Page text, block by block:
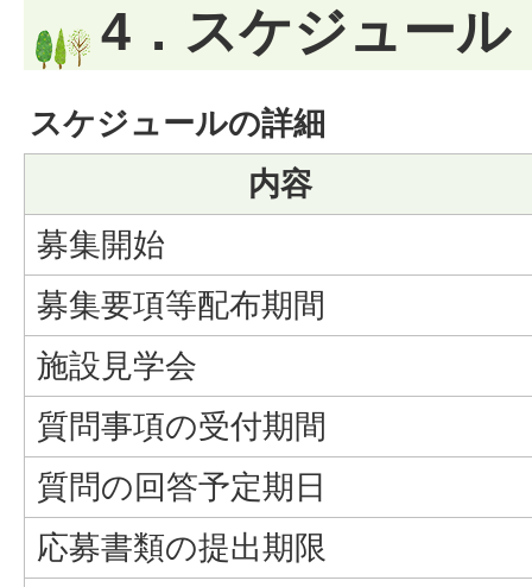
4．スケジュール
スケジュールの詳細
内容
募集開始
募集要項等配布期間
施設見学会
質問事項の受付期間
質問の回答予定期日
応募書類の提出期限